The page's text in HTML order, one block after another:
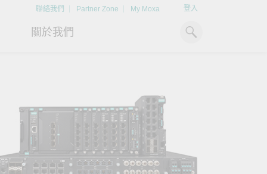
聯絡我們 Partner Zone My Moxa 登入
x86 電腦
ARM 電腦
平板電腦
握
掌握綠能脈動
探索 BESS（電池儲能系統）
閱讀更多網路安全專
文件資料庫
案例研究
技術專文資料庫
關於我們
Moxa 人才小聯盟系統
如同美國職棒聯盟的人才育